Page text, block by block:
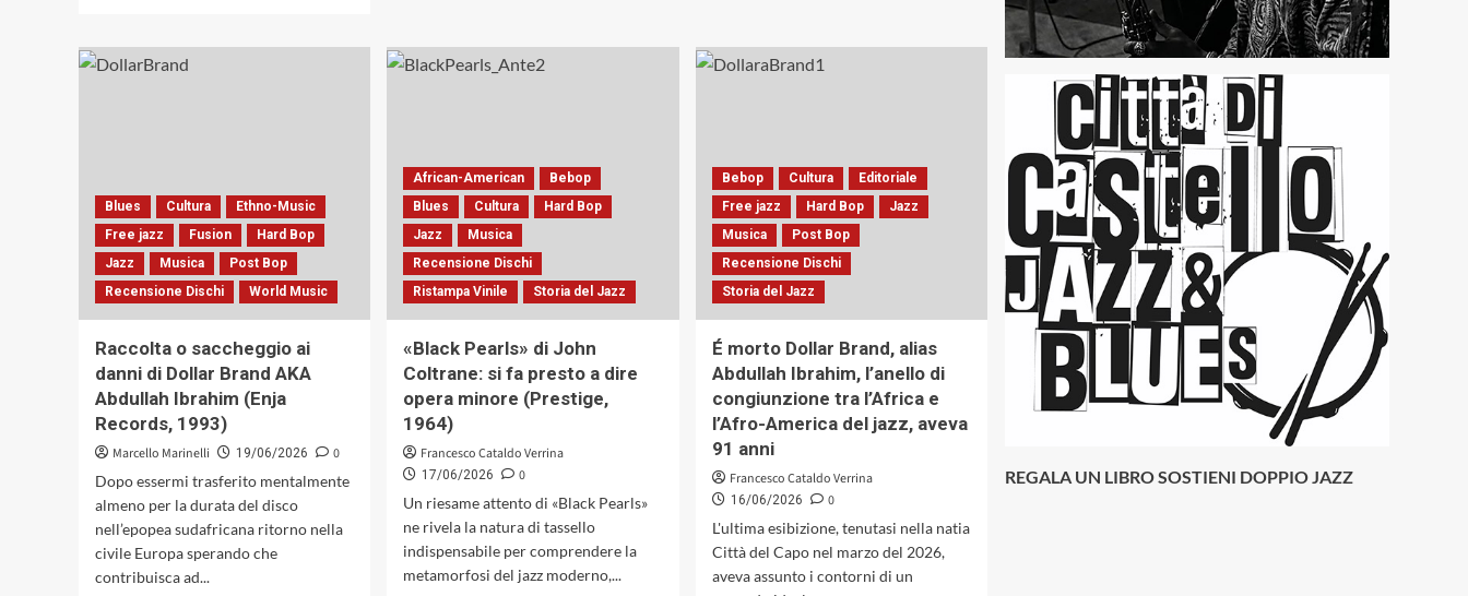
su
logica
del
profitto
capitalistico
e
della
libertà
espressiva
Criss…
di
un
jazzista,
in
parte
incompreso
Ibrahim
Parco
della
Musica
di
Roma,
23
Blues Cultura
Ethno-Music
Free jazz
Fusion
Hard Bop
Jazz
Musica
Post Bop
Recensione Dischi
World Music
Raccolta o saccheggio ai
danni di Dollar Brand AKA
Abdullah Ibrahim (Enja
Records, 1993)
Marcello Marinelli 19/06/2026
0
Dopo essermi trasferito mentalmente
almeno per la durata del disco
nell’epopea sudafricana ritorno nella
civile Europa sperando che
contribuisca ad...
African-American
Bebop
Blues
Cultura
Hard Bop
Jazz
Musica
Recensione Dischi
Ristampa Vinile
Storia del Jazz
«Black Pearls» di John
Coltrane: si fa presto a dire
opera minore (Prestige,
1964)
Francesco Cataldo Verrina
17/06/2026
0
Un riesame attento di «Black Pearls»
ne rivela la natura di tassello
indispensabile per comprendere la
metamorfosi del jazz moderno,...
Bebop Cultura
Editoriale
Free jazz
Hard Bop
Jazz
Musica
Post Bop
Recensione Dischi
Storia del Jazz
É morto Dollar Brand, alias
Abdullah Ibrahim, l’anello di
congiunzione tra l’Africa e
l’Afro-America del jazz, aveva
91 anni
Francesco Cataldo Verrina
16/06/2026
0
L'ultima esibizione, tenutasi nella natia
Città del Capo nel marzo del 2026,
aveva assunto i contorni di un
REGALA UN LIBRO SOSTIENI DOPPIO JAZZ